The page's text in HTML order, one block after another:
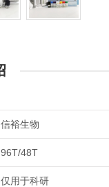
信裕生物
96T/48T
仅用于科研